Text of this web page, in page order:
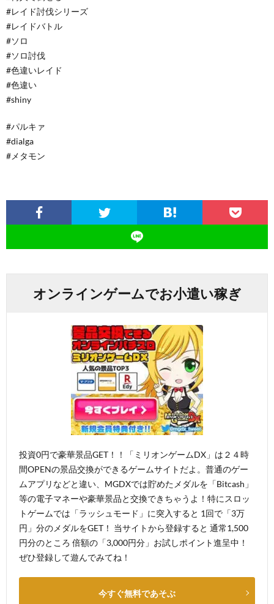
#レイド討伐シリーズ
#レイドバトル
#ソロ
#ソロ討伐
#色違いレイド
#色違い
#shiny
#パルキァ
#dialga
#メタモン
オンラインゲームでお小遣い稼ぎ
投資0円で豪華景品GET！！「ミリオンゲームDX」は２４時
間OPENの景品交換ができるゲームサイトだよ。普通のゲー
ムアプリなどと違い、MGDXでは貯めたメダルを「Bitcash」
等の電子マネーや豪華景品と交換できちゃうよ！特にスロッ
トゲームでは「ラッシュモード」に突入すると 1回で「3万
円」分のメダルをGET！ 当サイトから登録すると 通常1,500
円分のところ 倍額の「3,000円分」お試しポイント進呈中！
ぜひ登録して遊んでみてね！
今すぐ無料であそぶ